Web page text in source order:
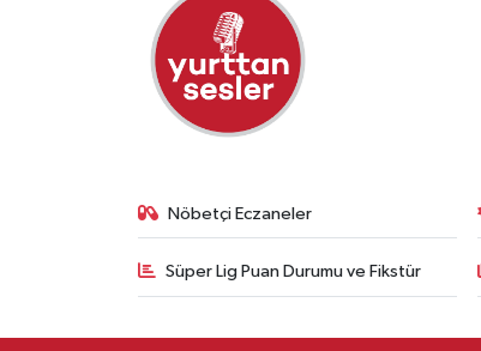
Nöbetçi Eczaneler
Süper Lig Puan Durumu ve Fikstür